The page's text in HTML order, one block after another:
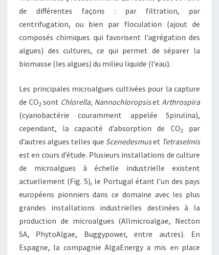
de différentes façons : par filtration, par
centrifugation, ou bien par floculation (ajout de
composés chimiques qui favorisent l’agrégation des
algues) des cultures, ce qui permet de séparer la
biomasse (les algues) du milieu liquide (l’eau).
Les principales microalgues cultivées pour la capture
de CO2 sont Chlorella, NannochloropsisetArthrospira
(cyanobactérie couramment appelée Spirulina),
cependant, la capacité d’absorption de CO2
par
d’autres algues telles que Scenedesmuset Tetraselmis
est en cours d’étude. Plusieurs installations de culture
de microalgues à échelle industrielle existent
actuellement (Fig. 5), le Portugal étant l’un des pays
européens pionniers dans ce domaine avec les plus
grandes installations industrielles destinées à la
production de microalgues (Allmicroalgae, Necton
SA, PhytoAlgae, Buggypower, entre autres). En
Espagne, la compagnie AlgaEnergy a mis en place